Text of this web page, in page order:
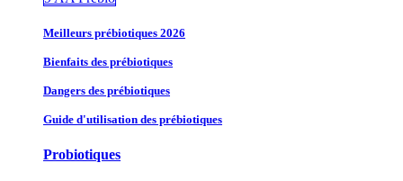
Meilleurs prébiotiques 2026
Bienfaits des prébiotiques
Dangers des prébiotiques
Guide d'utilisation des prébiotiques
Probiotiques